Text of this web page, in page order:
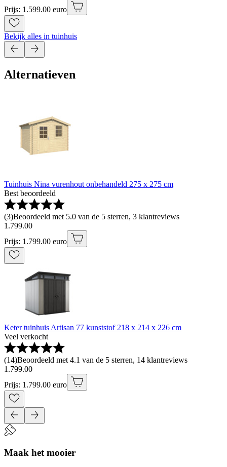
Prijs: 1.599.00 euro
Bekijk alles in tuinhuis
Alternatieven
Tuinhuis Nina vurenhout onbehandeld 275 x 275 cm
Best beoordeeld
(3)Beoordeeld met 5.0 van de 5 sterren, 3 klantreviews
1 .799.00
Prijs: 1.799.00 euro
Keter tuinhuis Artisan 77 kunststof 218 x 214 x 226 cm
Veel verkocht
(14)Beoordeeld met 4.1 van de 5 sterren, 14 klantreviews
1 .799.00
Prijs: 1.799.00 euro
Maak het mooier